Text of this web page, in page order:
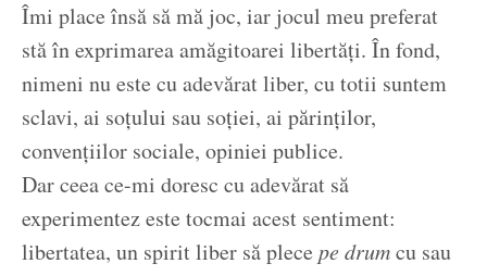
Îmi place însă să mă joc, iar jocul meu preferat
stă în exprimarea amăgitoarei libertăți. În fond,
nimeni nu este cu adevărat liber, cu totii suntem
sclavi, ai soțului sau soției, ai părinților,
convențiilor sociale, opiniei publice.
Dar ceea ce-mi doresc cu adevărat să
experimentez este tocmai acest sentiment:
libertatea, un spirit liber să plece pe drumcu sau